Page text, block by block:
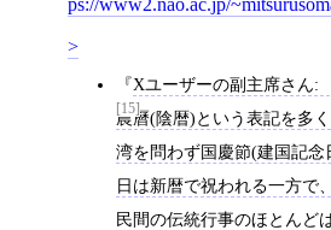
[15]
Xユーザーの副主席さん:
農曆(陰暦)という表記を多
湾を問わず国慶節(建国記
日は新暦で祝われる一方で
民間の伝統行事のほとんど